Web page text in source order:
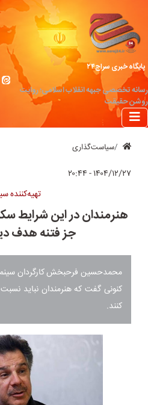
پایگاه خبری سراج۲۴
رسانه تخصصی جبهه انقلاب اسلامی؛ روایت
روشن حقیقت
سیاست‌گذاری
۱۴۰۴/۱۲/۲۷ - ۲۰:۴۴
تهیه‌کننده
هنرمندان در این شرایط
جز فتنه‌ هدف
محمدحسین فرحبخش کارگردان
کنونی گفت که هنرمندان نباید
کنند.